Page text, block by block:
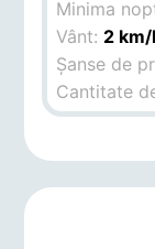
Minima
Vânt: 2
Șanse de
Cantitate